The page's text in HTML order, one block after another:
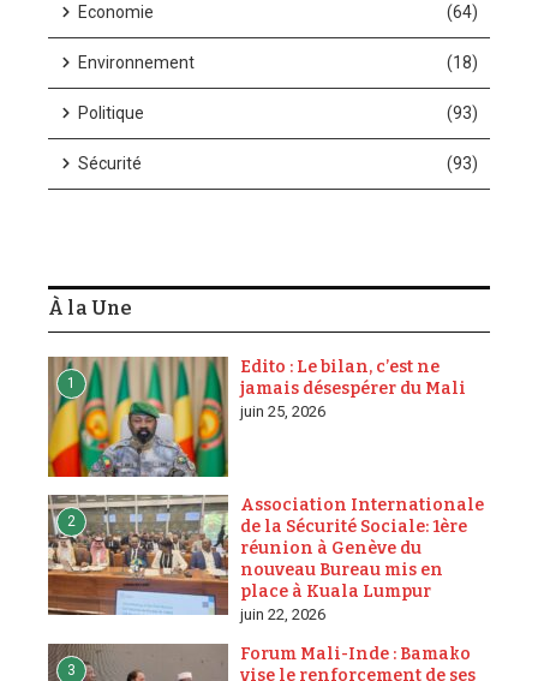
Economie (64)
Environnement (18)
Politique (93)
Sécurité (93)
À la Une
1
Edito : Le bilan, c’est ne
jamais désespérer du Mali
juin 25, 2026
2
Association Internationale
de la Sécurité Sociale: 1ère
réunion à Genève du
nouveau Bureau mis en
place à Kuala Lumpur
juin 22, 2026
3
Forum Mali-Inde : Bamako
vise le renforcement de ses